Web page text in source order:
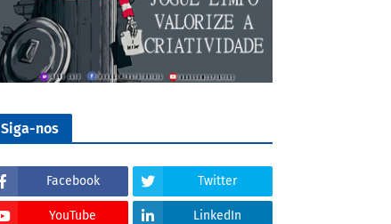
Siga-nos
Facebook Twitter
YouTube LinkedIn